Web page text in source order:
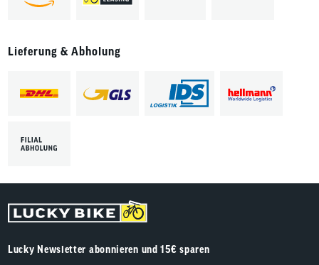
Lieferung & Abholung
Lucky Newsletter abonnieren und 15€ sparen